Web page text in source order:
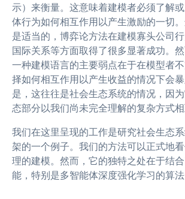
示）来衡量。这意味着建模者必须了解
体行为如何相互作用以产生激励的一切
是适当的，博弈论方法在建模寡头公司
国际关系等方面取得了很多显著成功。
一种建模语言的主要弱点在于在模型者
择如何相互作用以产生收益的情况下会
是，这往往是社会生态系统的情况，因
态部分以我们尚未完全理解的复杂方式相
我们在这里呈现的工作是研究社会生态
架的一个例子。我们的方法可以正式地
理的建模。然而，它的独特之处在于结
能，特别是多智能体深度强化学习的算法